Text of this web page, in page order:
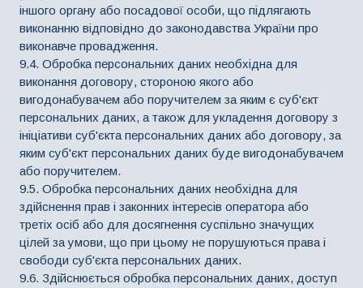
іншого органу або посадової особи, що підлягають
виконанню відповідно до законодавства України про
виконавче провадження.
9.4. Обробка персональних даних необхідна для
виконання договору, стороною якого або
вигодонабувачем або поручителем за яким є суб'єкт
персональних даних, а також для укладення договору з
ініціативи суб'єкта персональних даних або договору, за
яким суб'єкт персональних даних буде вигодонабувачем
або поручителем.
9.5. Обробка персональних даних необхідна для
здійснення прав і законних інтересів оператора або
третіх осіб або для досягнення суспільно значущих
цілей за умови, що при цьому не порушуються права і
свободи суб'єкта персональних даних.
9.6. Здійснюється обробка персональних даних, доступ